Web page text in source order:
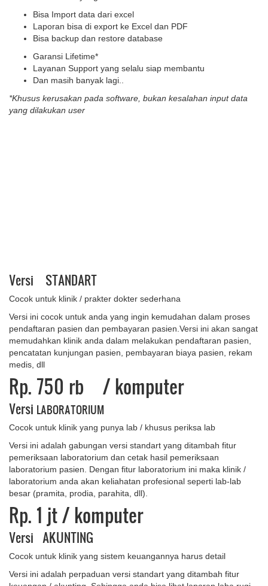
Bisa Import data dari excel
Laporan bisa di export ke Excel dan PDF
Bisa backup dan restore database
Garansi Lifetime*
Layanan Support yang selalu siap membantu
Dan masih banyak lagi..
*Khusus kerusakan pada software, bukan kesalahan input data
yang dilakukan user
Versi STANDART
Cocok untuk klinik / prakter dokter sederhana
Versi ini cocok untuk anda yang ingin kemudahan dalam proses
pendaftaran pasien dan pembayaran pasien.Versi ini akan sangat
memudahkan klinik anda dalam melakukan pendaftaran pasien,
pencatatan kunjungan pasien, pembayaran biaya pasien, rekam
medis, dll
Rp. 750 rb / komputer
Versi LABORATORIUM
Cocok untuk klinik yang punya lab / khusus periksa lab
Versi ini adalah gabungan versi standart yang ditambah fitur
pemeriksaan laboratorium dan cetak hasil pemeriksaan
laboratorium pasien. Dengan fitur laboratorium ini maka klinik /
laboratorium anda akan keliahatan profesional seperti lab-lab
besar (pramita, prodia, parahita, dll).
Rp. 1 ​jt/ komputer
Versi AKUNTING
Cocok untuk klinik yang sistem keuangannya harus detail
Versi ini adalah perpaduan versi standart yang ditambah fitur